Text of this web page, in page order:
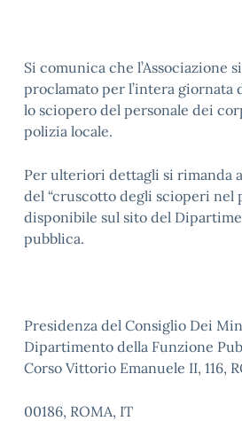
Si comunica che l’Associazione
proclamato per l’intera giornata
lo sciopero del personale dei
polizia locale.
Per ulteriori dettagli si rimanda
del “cruscotto degli scioperi nel
disponibile sul sito del
pubblica.
Presidenza del Consiglio Dei
Dipartimento della Funzione
Corso Vittorio Emanuele II, 116,
00186, ROMA, IT